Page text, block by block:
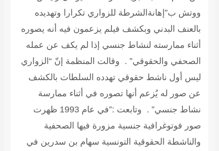
ووتش ب”إهانةالشرطة للزواري تكرارا وتهديده
بالعنف البدني وبكشف فيلم يزعمون فيه أنه يصوره
أثناء ممارسته لنشاط جنسي إذا لم يكف عن عمله
الصحفي والحقوقي” . وقالت المنظمة إنّ “الزواري
ليس أول ناشط حقوقي تهدده السلطات بالكشف
عن صور له يُزعم أنها تصوره في أثناء ممارسة
نشاط جنسي” . وتابعت :”في عام 1993 ظهرت
صور فوتوغرافية جنسية مزورة فيها الصحفية
والناشطة الحقوقية التونسية سهام بن سدرين في